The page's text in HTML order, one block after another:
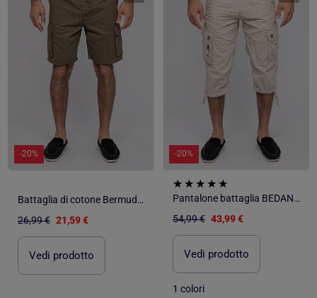
-20%
Battaglia di cotone Bermuda BURT
26,99 € 21,59 €
Vedi prodotto
-20%
Pantalone battaglia BEDANCER
54,99 € 43,99 €
Vedi prodotto
1 colori